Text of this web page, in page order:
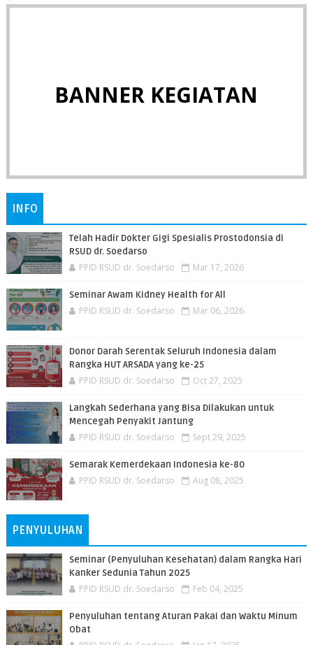
BANNER KEGIATAN
INFO
Telah Hadir Dokter Gigi Spesialis Prostodonsia di
RSUD dr. Soedarso
PPID RSUD dr. Soedarso Mar 17, 2026
Seminar Awam Kidney Health for All
PPID RSUD dr. Soedarso Mar 06, 2026
Donor Darah Serentak Seluruh Indonesia dalam
Rangka HUT ARSADA yang ke-25
PPID RSUD dr. Soedarso Oct 27, 2025
Langkah Sederhana yang Bisa Dilakukan untuk
Mencegah Penyakit Jantung
PPID RSUD dr. Soedarso Sept 29, 2025
Semarak Kemerdekaan Indonesia ke-80
PPID RSUD dr. Soedarso Aug 08, 2025
PENYULUHAN
Seminar (Penyuluhan Kesehatan) dalam Rangka Hari
Kanker Sedunia Tahun 2025
PPID RSUD dr. Soedarso Feb 04, 2025
Penyuluhan tentang Aturan Pakai dan Waktu Minum
Obat